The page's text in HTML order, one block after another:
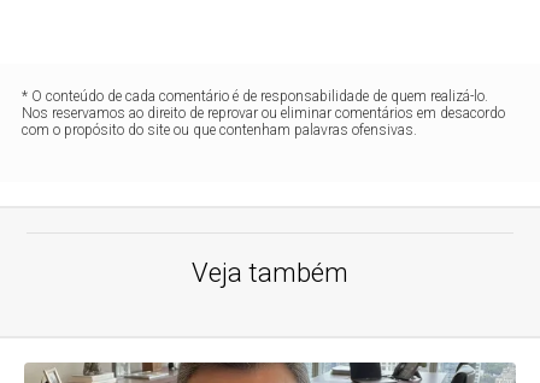
* O conteúdo de cada comentário é de responsabilidade de quem realizá-lo.
Nos reservamos ao direito de reprovar ou eliminar comentários em desacordo
com o propósito do site ou que contenham palavras ofensivas.
Veja também